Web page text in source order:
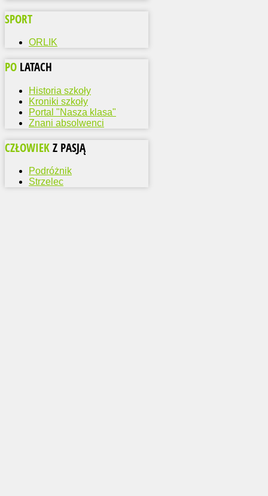
SPORT
ORLIK
PO LATACH
Historia szkoły
Kroniki szkoły
Portal "Nasza klasa"
Znani absolwenci
CZŁOWIEK Z PASJĄ
Podróżnik
Strzelec